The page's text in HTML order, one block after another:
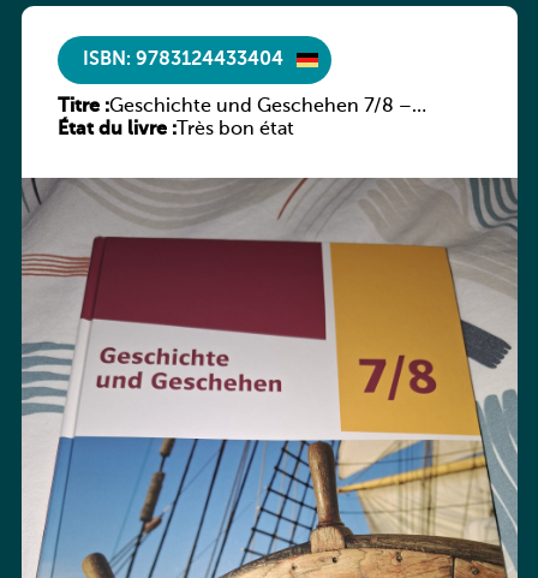
ISBN: 9783124433404
Titre :Geschichte und Geschehen 7/8 –
Rheinland-Pfalz
État du livre :Très bon état